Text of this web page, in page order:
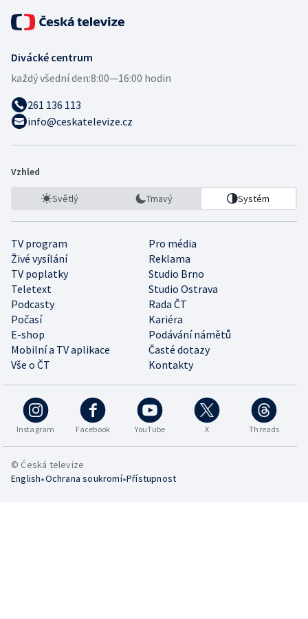
Divácké centrum
každý všední den:8:00—16:00 hodin
261 136 113
info@ceskatelevize.cz
Vzhled
Světlý Tmavý Systém
TV program
Pro média
Živé vysílání
Reklama
TV poplatky
Studio Brno
Teletext
Studio Ostrava
Podcasty
Rada ČT
Počasí
Kariéra
E-shop
Podávání námětů
Mobilní a TV aplikace
Časté dotazy
Vše o ČT
Kontakty
Instagram Facebook YouTube X Threads
© Česká televize
English•Ochrana soukromí•Přístupnost